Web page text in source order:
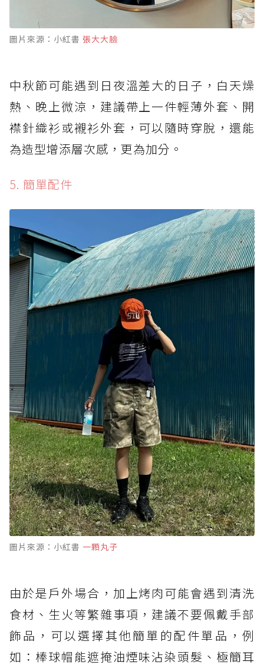
圖片來源：小紅書 張大大臉
中秋節可能遇到日夜溫差大的日子，白天燥
熱、晚上微涼，建議帶上一件輕薄外套、開
襟針織衫或襯衫外套，可以隨時穿脫，還能
為造型增添層次感，更為加分。
5. 簡單配件
圖片來源：小紅書 一顆丸子
由於是戶外場合，加上烤肉可能會遇到清洗
食材、生火等繁雜事項，建議不要佩戴手部
飾品，可以選擇其他簡單的配件單品，例
如：棒球帽能遮掩油煙味沾染頭髮、極簡耳